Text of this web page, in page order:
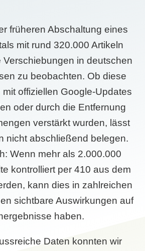
früheren Abschaltung eines
mit rund 320.000 Artikeln
Verschiebungen in deutschen
zu beobachten. Ob diese
offiziellen Google-Updates
oder durch die Entfernung
verstärkt wurden, lässt
nicht abschließend belegen.
Wenn mehr als 2.000.000
kontrolliert per 410 aus dem
kann dies in zahlreichen
sichtbare Auswirkungen auf
haben.
Daten konnten wir